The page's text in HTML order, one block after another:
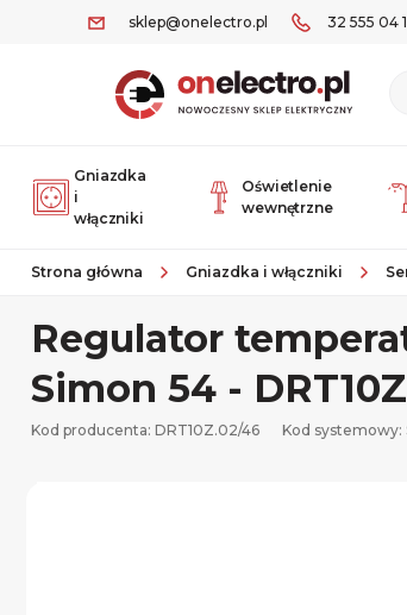
sklep@onelectro.pl 32 555 04
Gniazdka
i
włączniki
Oświetlenie
wewnętrzne
Strona główna Gniazdka i włączniki
Regulator
Simon 54 -
Kod producenta: DRT10Z.02/46 Kod systemowy: